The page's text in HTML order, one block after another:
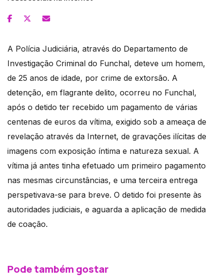
A Polícia Judiciária, através do Departamento de
Investigação Criminal do Funchal, deteve um homem,
de 25 anos de idade, por crime de extorsão. A
detenção, em flagrante delito, ocorreu no Funchal,
após o detido ter recebido um pagamento de várias
centenas de euros da vítima, exigido sob a ameaça de
revelação através da Internet, de gravações ilícitas de
imagens com exposição íntima e natureza sexual. A
vítima já antes tinha efetuado um primeiro pagamento
nas mesmas circunstâncias, e uma terceira entrega
perspetivava-se para breve. O detido foi presente às
autoridades judiciais, e aguarda a aplicação de medida
de coação.
Pode também gostar